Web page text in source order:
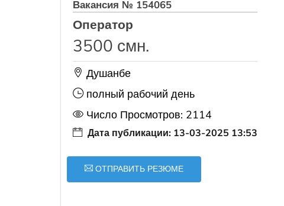
Вакансия № 154065
Оператор
3500 смн.
Душанбе
полный рабочий день
Число Просмотров: 2114
Дата публикации: 13-03-2025 13:53
ОТПРАВИТЬ РЕЗЮМЕ